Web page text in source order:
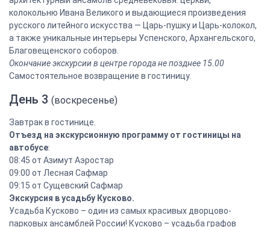
колокольню Ивана Великого и выдающиеся произведения
русского литейного искусства — Царь-пушку и Царь-колокол,
а также уникальные интерьеры Успенского, Архангельского,
Благовещенского соборов.
Окончание экскурсии в центре города не позднее 15.00
Самостоятельное возвращение в гостиницу.
День 3 (воскресенье)
Завтрак в гостинице.
Отъезд на экскурсионную программу от гостиницы на
автобусе:
08:45 от Азимут Аэростар
09:00 от Лесная Сафмар
09:15 от Сущевский Сафмар
Экскурсия в усадьбу Кусково.
Усадьба Кусково – один из самых красивых дворцово-
парковых ансамблей России! Кусково – усадьба графов